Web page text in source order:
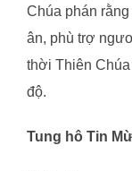
Chúa phán
ân, phù trợ
thời Thiên
độ.
Tung hô Tin